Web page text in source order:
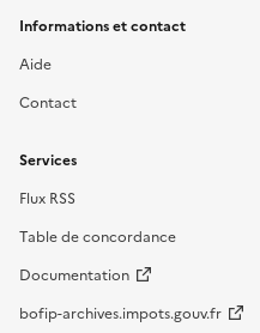
Informations et contact
Aide
Contact
Services
Flux RSS
Table de concordance
Documentation
bofip-archives.impots.gouv.fr